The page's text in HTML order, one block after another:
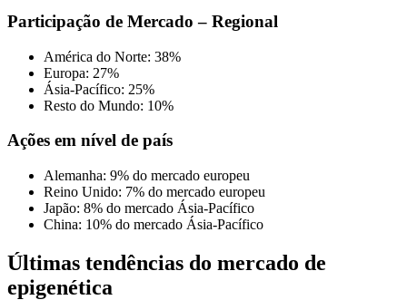
Participação de Mercado – Regional
América do Norte: 38%
Europa: 27%
Ásia-Pacífico: 25%
Resto do Mundo: 10%
Ações em nível de país
Alemanha: 9% do mercado europeu
Reino Unido: 7% do mercado europeu
Japão: 8% do mercado Ásia-Pacífico
China: 10% do mercado Ásia-Pacífico
Últimas tendências do mercado de
epigenética